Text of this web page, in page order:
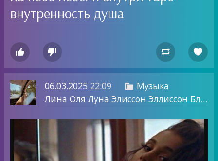
внутренность душа
   
06.03.2025 22:09  Музыка
Лина Оля Луна Элиссон Эллиссон Блог о том, о чем хочу.